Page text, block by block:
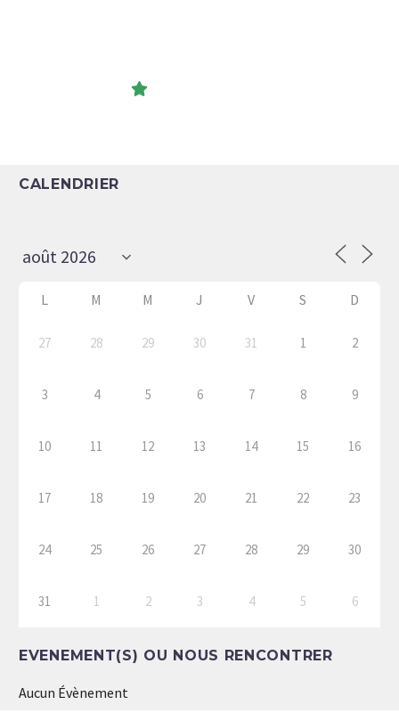
CALENDRIER
L M M J V S D
27 28 29 30 31 1 2
3 4 5 6 7 8 9
10 11 12 13 14 15 16
17 18 19 20 21 22 23
24 25 26 27 28 29 30
31 1 2 3 4 5 6
EVENEMENT(S) OU NOUS RENCONTRER
Aucun Évènement